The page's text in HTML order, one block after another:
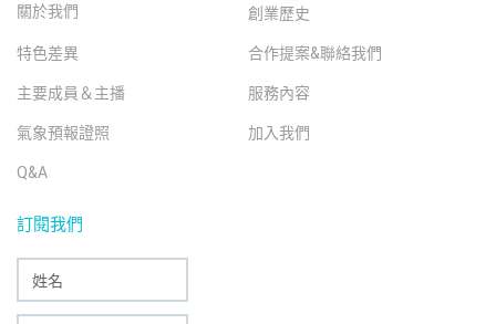
關於我們 創業歷史
特色差異 合作提案&聯絡我們
主要成員＆主播 服務內容
氣象預報證照 加入我們
Q&A
訂閱我們